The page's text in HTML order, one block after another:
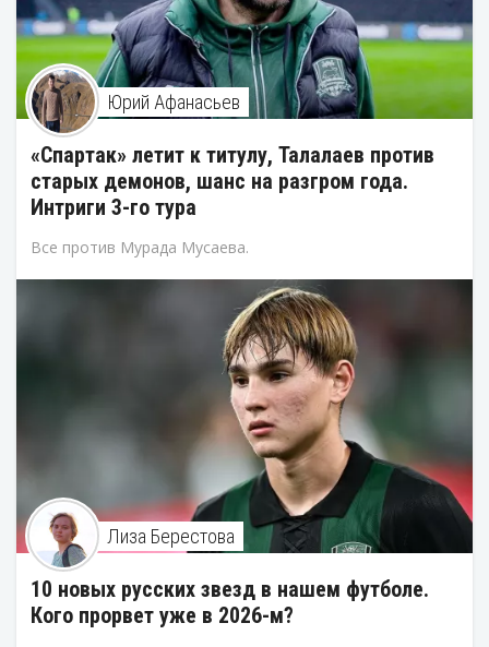
Юрий Афанасьев
«Спартак» летит к титулу, Талалаев против
старых демонов, шанс на разгром года.
Интриги 3-го тура
Все против Мурада Мусаева.
Лиза Берестова
10 новых русских звезд в нашем футболе.
Кого прорвет уже в 2026-м?